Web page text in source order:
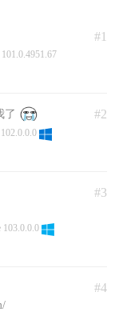
#1
#2
了
#3
103.0.0.0
#4